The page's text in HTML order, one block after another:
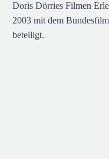
Doris Dörries Filmen
2003 mit dem
beteiligt.